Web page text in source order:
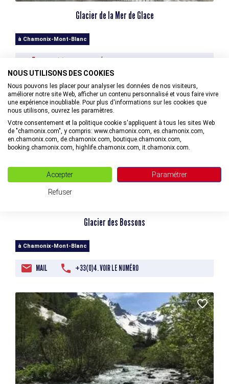
Glacier de la Mer de Glace
à Chamonix-Mont-Blanc
+33(0)4. VOIR LE NUMÉRO
Glacier des Bossons
à Chamonix-Mont-Blanc
MAIL +33(0)4. VOIR LE NUMÉRO
NOUS UTILISONS DES COOKIES
Nous pouvons les placer pour analyser les données de nos visiteurs,
améliorer notre site Web, afficher un contenu personnalisé et vous faire vivre
une expérience inoubliable. Pour plus d'informations sur les cookies que
nous utilisons, ouvrez les paramètres.
Votre consentement et la politique cookie s'appliquent à tous les sites Web
de "chamonix.com", y compris: www.chamonix.com, es.chamonix.com,
en.chamonix.com, de.chamonix.com, boutique.chamonix.com,
booking.chamonix.com, highlife.chamonix.com, it.chamonix.com.
Accepter Paramétrer
Refuser